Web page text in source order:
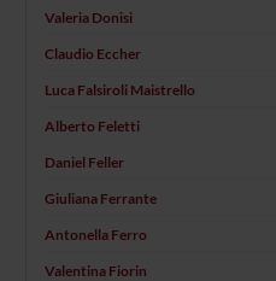
Valeria Donisi
Claudio Eccher
Luca Falsiroli Maistrello
Alberto Feletti
Daniel Feller
Giuliana Ferrante
Antonella Ferro
Valentina Fiorin